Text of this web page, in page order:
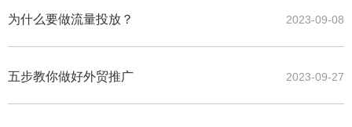
2023-09-08
为什么要做流量投放？
2023-09-27
五步教你做好外贸推广